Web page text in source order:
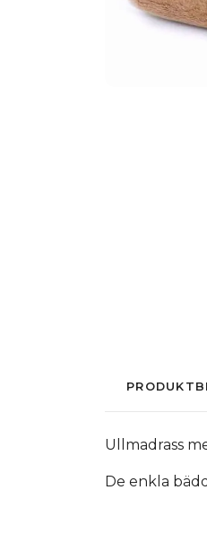
Ullmadrass
De enkla